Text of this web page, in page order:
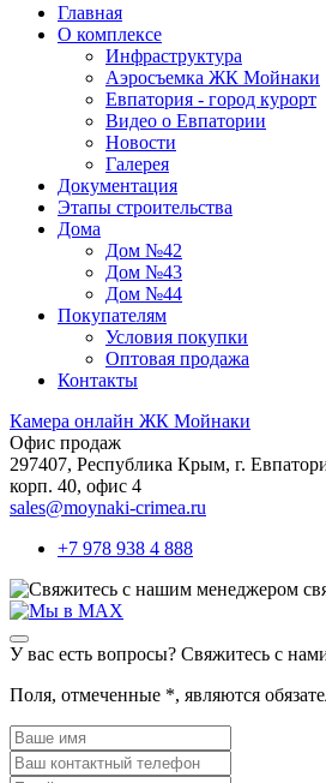
Главная
О комплексе
Инфраструктура
Аэросъемка ЖК Мойнаки
Евпатория - город курорт
Видео о Евпатории
Новости
Галерея
Документация
Этапы строительства
Дома
Дом №42
Дом №43
Дом №44
Покупателям
Условия покупки
Оптовая продажа
Контакты
Камера онлайн ЖК Мойнаки
Офис продаж
297407, Республика Крым, г.
корп. 40, офис 4
sales@moynaki-crimea.ru
+7 978 938 4 888
У вас есть вопросы? Свяжитесь с
Поля, отмеченные *, являются